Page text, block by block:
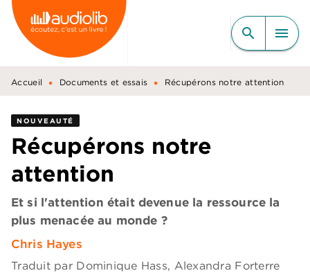
MENU RECHERCHE
CONTENU
PIED DE PAGE
search menu
Accueil • Documents et essais • Récupérons notre attention
NOUVEAUTÉ
Récupérons notre
attention
Et si l'attention était devenue la ressource la
plus menacée au monde ?
Chris Hayes
Traduit par Dominique Hass, Alexandra Forterre